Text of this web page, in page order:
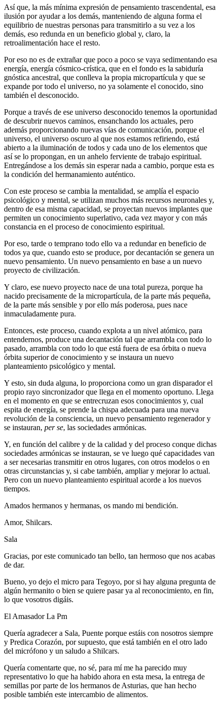
Así que, la más mínima expresión de pensamiento trascendental, esa
ilusión por ayudar a los demás, manteniendo de alguna forma el
equilibrio de nuestras personas para transmitirlo a su vez a los
demás, eso redunda en un beneficio global y, claro, la
retroalimentación hace el resto.
Por eso no es de extrañar que poco a poco se vaya sedimentando esa
energía, energía cósmico-crística, que en el fondo es la sabiduría
gnóstica ancestral, que conlleva la propia micropartícula y que se
expande por todo el universo, no ya solamente el conocido, sino
también el desconocido.
Porque a través de ese universo desconocido tenemos la oportunidad
de descubrir nuevos caminos, ensanchando los actuales, pero
además proporcionando nuevas vías de comunicación, porque el
universo, el universo oscuro al que nos estamos refiriendo, está
abierto a la iluminación de todos y cada uno de los elementos que
así se lo propongan, en un anhelo ferviente de trabajo espiritual.
Entregándose a los demás sin esperar nada a cambio, porque esta es
la condición del hermanamiento auténtico.
Con este proceso se cambia la mentalidad, se amplía el espacio
psicológico y mental, se utilizan muchos más recursos neuronales y,
dentro de esa misma capacidad, se proyectan nuevos implantes que
permiten un conocimiento superlativo, cada vez mayor y con más
constancia en el proceso de conocimiento espiritual.
Por eso, tarde o temprano todo ello va a redundar en beneficio de
todos ya que, cuando esto se produce, por decantación se genera un
nuevo pensamiento. Un nuevo pensamiento en base a un nuevo
proyecto de civilización.
Y claro, ese nuevo proyecto nace de una total pureza, porque ha
nacido precisamente de la micropartícula, de la parte más pequeña,
de la parte más sensible y por ello más poderosa, pues nace
inmaculadamente pura.
Entonces, este proceso, cuando explota a un nivel atómico, para
entendernos, produce una decantación tal que arrambla con todo lo
pasado, arrambla con todo lo que está fuera de esa órbita o nueva
órbita superior de conocimiento y se instaura un nuevo
planteamiento psicológico y mental.
Y esto, sin duda alguna, lo proporciona como un gran disparador el
propio rayo sincronizador que llega en el momento oportuno. Llega
en el momento en que se entrecruzan esos conocimientos y, cual
espita de energía, se prende la chispa adecuada para una nueva
revolución de la consciencia, un nuevo pensamiento regenerador y
se instauran, per se, las sociedades armónicas.
Y, en función del calibre y de la calidad y del proceso conque dichas
sociedades armónicas se instauran, se ve luego qué capacidades van
a ser necesarias transmitir en otros lugares, con otros modelos o en
otras circunstancias y, si cabe también, ampliar y mejorar lo actual.
Pero con un nuevo planteamiento espiritual acorde a los nuevos
tiempos.
Amados hermanos y hermanas, os mando mi bendición.
Amor, Shilcars.
Sala
Gracias, por este comunicado tan bello, tan hermoso que nos acabas
de dar.
Bueno, yo dejo el micro para Tegoyo, por si hay alguna pregunta de
algún hermanito o bien se quiere pasar ya al reconocimiento, en fin,
lo que vosotros digáis.
El Amasador La Pm
Quería agradecer a Sala, Puente porque estáis con nosotros siempre
y Predica Corazón, por supuesto, que está también en el otro lado
del micrófono y un saludo a Shilcars.
Quería comentarte que, no sé, para mí me ha parecido muy
representativo lo que ha habido ahora en esta mesa, la entrega de
semillas por parte de los hermanos de Asturias, que han hecho
posible también este intercambio de alimentos.